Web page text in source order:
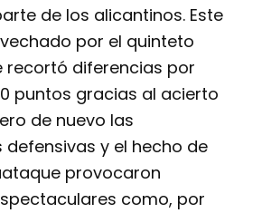
de los alicantinos. Este
por el quinteto
recortó diferencias por
puntos gracias al acierto
de nuevo las
y el hecho de
provocaron
como, por